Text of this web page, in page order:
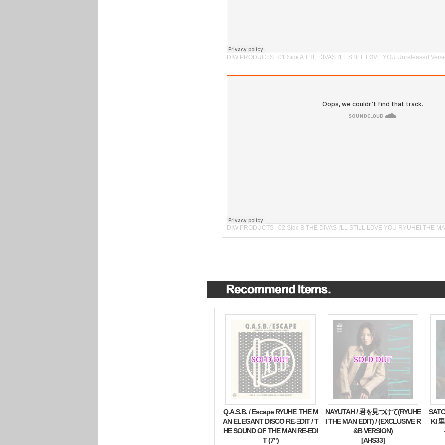
DIW PRODUCTS · 01 Side A THE DIVAS I'LL STILL LOVE YOU Unreleased
DIW PRODUCTS · 02 Side B THE DIVAS I'LL STILL LOVE YOU RYUHEI THE
Q.A.S.B. / Escape RYUHEI THE M
AN ELEGANT DISCO RE-EDIT / T
HE SOUND OF THE MAN RE-EDI
T (7")
NAYUTAH / 君を見つけて(RYUHE
I THE MAN EDIT) / (EXCLUSIVE R
&B VERSION)
[AHS33]
KI